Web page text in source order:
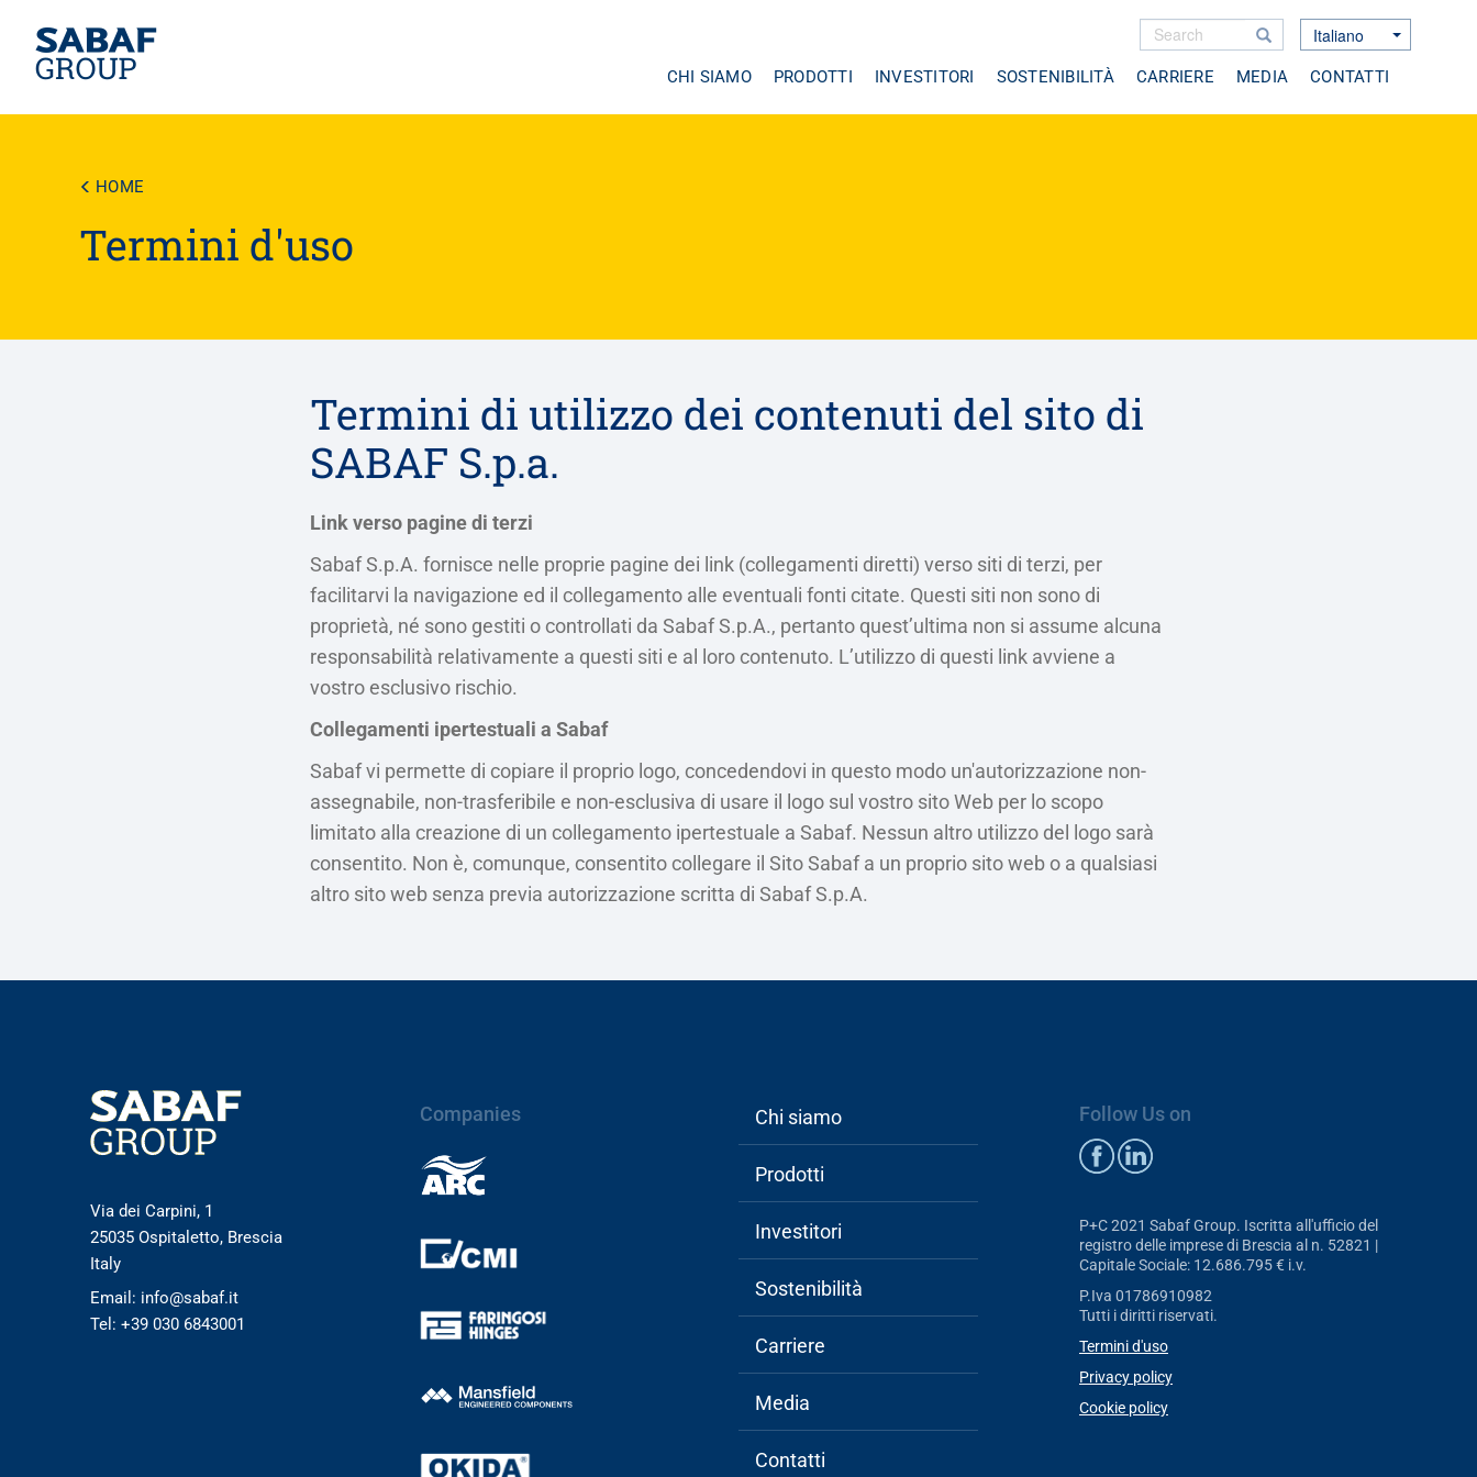
ItalianoToggle Dropdown
Cerca
Search Search
Navigazione
CHI SIAMO PRODOTTI INVESTITORI SOSTENIBILITÀ CARRIERE MEDIA CONTATTI
HOME
Termini d'uso
Termini di utilizzo dei contenuti del sito di
SABAF S.p.a.
Link verso pagine di terzi
Sabaf S.p.A. fornisce nelle proprie pagine dei link (collegamenti diretti) verso siti di terzi, per
facilitarvi la navigazione ed il collegamento alle eventuali fonti citate. Questi siti non sono di
proprietà, né sono gestiti o controllati da Sabaf S.p.A., pertanto quest’ultima non si assume alcuna
responsabilità relativamente a questi siti e al loro contenuto. L’utilizzo di questi link avviene a
vostro esclusivo rischio.
Collegamenti ipertestuali a Sabaf
Sabaf vi permette di copiare il proprio logo, concedendovi in questo modo un'autorizzazione non-
assegnabile, non-trasferibile e non-esclusiva di usare il logo sul vostro sito Web per lo scopo
limitato alla creazione di un collegamento ipertestuale a Sabaf. Nessun altro utilizzo del logo sarà
consentito. Non è, comunque, consentito collegare il Sito Sabaf a un proprio sito web o a qualsiasi
altro sito web senza previa autorizzazione scritta di Sabaf S.p.A.
Via dei Carpini, 1
25035 Ospitaletto, Brescia
Italy
Email: info@sabaf.it
Tel: +39 030 6843001
Companies
Main
navigation
Chi siamo
Prodotti
Investitori
Sostenibilità
Carriere
Media
Contatti
Follow Us on
P+C 2021 Sabaf Group. Iscritta all'ufficio del
registro delle imprese di Brescia al n. 52821 |
Capitale Sociale: 12.686.795 € i.v.
P.Iva 01786910982
Tutti i diritti riservati.
Termini d'uso
Privacy policy
Cookie policy